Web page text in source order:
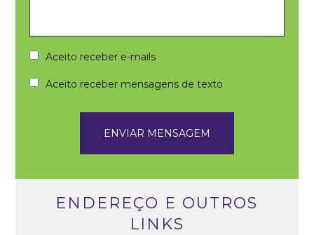
Aceito receber e-mails
Aceito receber mensagens de texto
ENDEREÇO E OUTROS
LINKS